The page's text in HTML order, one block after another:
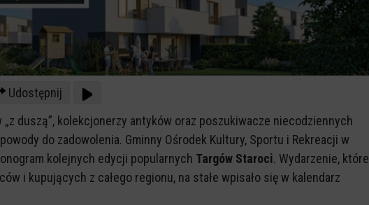
Udostępnij
duszą”, kolekcjonerzy antyków oraz poszukiwacze niecodziennych
do zadowolenia. Gminny Ośrodek Kultury, Sportu i Rekreacji w
kolejnych edycji popularnych Targów Staroci. Wydarzenie, które
i kupujących z całego regionu, na stałe wpisało się w kalendarz